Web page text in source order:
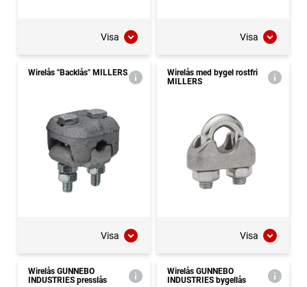
Visa Visa
Wirelås "Backlås" MILLERS
Visa
Wirelås med bygel rostfri
MILLERS
Visa
Wirelås GUNNEBO
INDUSTRIES presslås
Wirelås GUNNEBO
INDUSTRIES bygellås